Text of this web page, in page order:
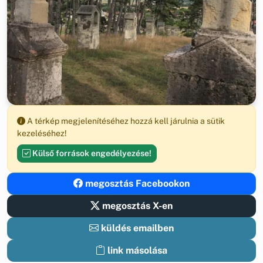
A térkép megjelenítéséhez hozzá kell járulnia a sütik
kezeléséhez!
Külső források engedélyezése!
megosztás Facebookon
megosztás X-en
küldés emailben
link másolása